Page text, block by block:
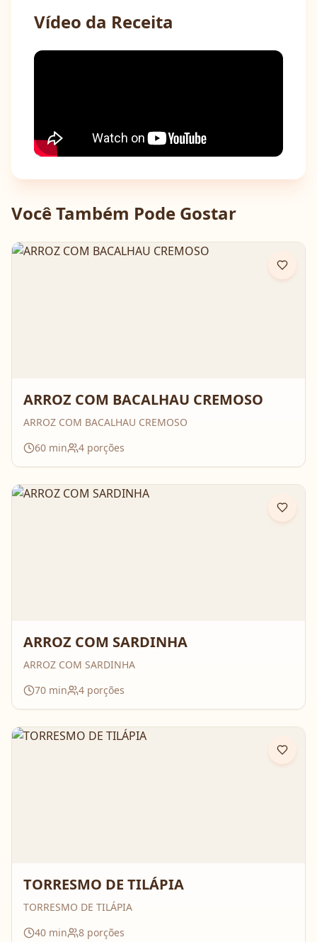
Vídeo da Receita
Você Também Pode Gostar
ARROZ COM BACALHAU CREMOSO
ARROZ COM BACALHAU CREMOSO
60 min 4 porções
ARROZ COM SARDINHA
ARROZ COM SARDINHA
70 min 4 porções
TORRESMO DE TILÁPIA
TORRESMO DE TILÁPIA
40 min 8 porções